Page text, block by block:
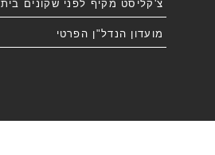
צ'קליסט מקיף לפני שקונים בית
מועדון הנדל"ן הפרטי